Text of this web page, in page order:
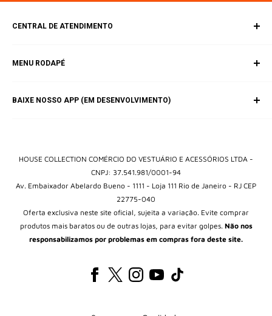
CENTRAL DE ATENDIMENTO
MENU RODAPÉ
Catálogo
Termos e Condições
BAIXE NOSSO APP (EM DESENVOLVIMENTO)
HOUSE COLLECTION COMÉRCIO DO VESTUÁRIO E ACESSÓRIOS LTDA -
CNPJ: 37.541.981/0001-94
Av. Embaixador Abelardo Bueno - 1111 - Loja 111 Rio de Janeiro - RJ CEP
22775-040
Oferta exclusiva neste site oficial, sujeita a variação. Evite comprar
produtos mais baratos ou de outras lojas, para evitar golpes. Não nos
responsabilizamos por problemas em compras fora deste site.